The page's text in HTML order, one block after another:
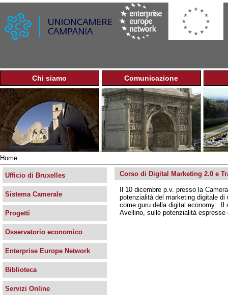
Jump to navigation
M
e
n
u
p
r
n
c
p
a
e
Chi siamo Comunicazione
Tu
sei
qui
Home
Corso di Digital Marketing 2.0 e
Il 10 dicembre p.v. presso la
potenzialità del marketing digitale
come guru della digital economy . Il
Avellino, sulle potenzialità
Ufficio di Bruxelles
Sistema Camerale
Progetti
Osservatorio economico
Enterprise Europe Network
Biblioteca
Servizi Online